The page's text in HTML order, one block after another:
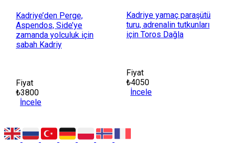
Kadriye’den Perge,
Aspendos, Side’ye
zamanda yolculuk için
sabah Kadriy
Fiyat
₺3800
İncele
Kadriye yamaç paraşütü
turu, adrenalin tutkunları
için Toros Dağla
Fiyat
₺4050
İncele